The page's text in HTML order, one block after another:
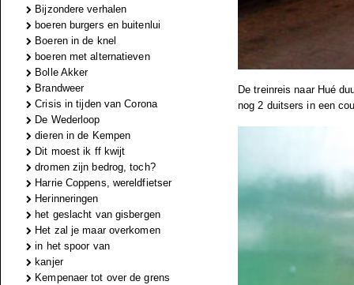
Bijzondere verhalen
boeren burgers en buitenlui
Boeren in de knel
boeren met alternatieven
Bolle Akker
Brandweer
Crisis in tijden van Corona
De Wederloop
dieren in de Kempen
Dit moest ik ff kwijt
dromen zijn bedrog, toch?
Harrie Coppens, wereldfietser
Herinneringen
het geslacht van gisbergen
Het zal je maar overkomen
in het spoor van
kanjer
Kempenaer tot over de grens
De treinreis naar Hué
nog 2 duitsers in een